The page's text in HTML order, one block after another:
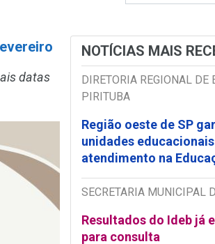
datas
NOTÍCIAS MAIS
DIRETORIA REGIONAL DE
PIRITUBA
Região oeste de SP
unidades
atendimento na
SECRETARIA MUNICIPAL
Resultados do Ideb já
para consulta